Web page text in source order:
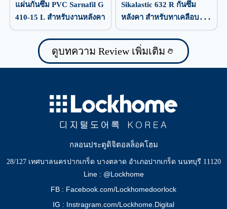
แผ่นกันซึม PVC Sarnafil G
410-15 L สำหรับงานหลังคา
Sikalastic 632 R กันซึม
หลังคา สำหรับทาเคลือบ
ป้องกันน้ำรั่วซึม
ดูบทความ Review เพิ่มเติม
กลอนประตูดิจิตอลล็อคโฮม
28/127 เทศบาลนครปากเกร็ด บางตลาด อำเภอปากเกร็ด นนทบุรี 11120
Line : @Lockhome
FB : Facebook.com/Lockhomedoorlock
IG : Instragram.com/Lockhome.Digital